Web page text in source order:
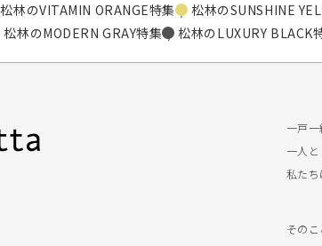
松林のVITAMIN ORANGE特集 松林のSUNSHINE
松林のMODERN GRAY特集 松林のLUXURY BLACK
一戸一
一人
私たち
その